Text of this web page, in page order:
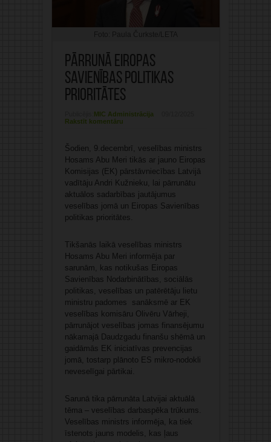
Pārrunā Eiropas
Savienības politikas
prioritātes
MIC Administrācija
Rakstīt komentāru
Šodien, 9.decembrī, veselības ministrs
Hosams Abu Meri tikās ar jauno Eiropas
Komisijas (EK) pārstāvniecības Latvijā
vadītāju Andri Kužnieku, lai pārrunātu
aktuālos sadarbības jautājumus
veselības jomā un Eiropas Savienības
politikas prioritātes.
Tikšanās laikā veselības ministrs
Hosams Abu Meri informēja par
sarunām, kas notikušas Eiropas
Savienības Nodarbinātības, sociālās
politikas, veselības un patērētāju lietu
ministru padomes sanāksmē ar EK
veselības komisāru Olivēru Vārheji,
pārrunājot veselības jomas finansējumu
nākamajā Daudzgadu finanšu shēmā un
gaidāmās EK iniciatīvas prevencijas
jomā, tostarp plānoto ES mikro-nodokli
neveselīgai pārtikai.
Sarunā tika pārrunāta Latvijai aktuālā
tēma – veselības darbaspēka trūkums.
Veselības ministrs informēja, ka tiek
īstenots jauns modelis, kas ļaus